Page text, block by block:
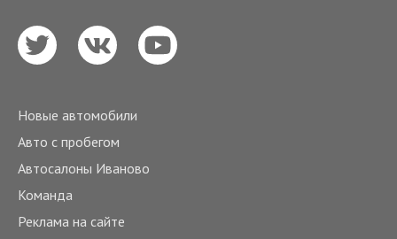
Новые автомобили
Авто с пробегом
Автосалоны Иваново
Команда
Реклама на сайте